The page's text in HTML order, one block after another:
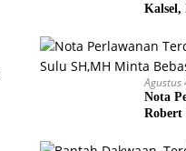
Kalsel,
Agustus
Nota
Robert